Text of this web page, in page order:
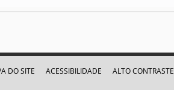
DO SITE ACESSIBILIDADE ALTO CONTRASTE